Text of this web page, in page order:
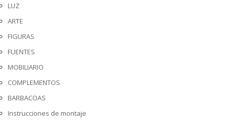
LUZ
ARTE
FIGURAS
FUENTES
MOBILIARIO
COMPLEMENTOS
BARBACOAS
Instrucciones de montaje